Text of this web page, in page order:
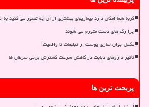
گربه شما امکان دارد بیماریهای بیشتری از آن چه تصور می کنید به
چرا رگ های دست متورم می شوند
مکمل جوان سازی پوست از تبلیغات تا واقعیت!
تأثیر داروهای دیابت در کاهش سرعت گسترش برخی سرطان ها
پربحث ترین ها